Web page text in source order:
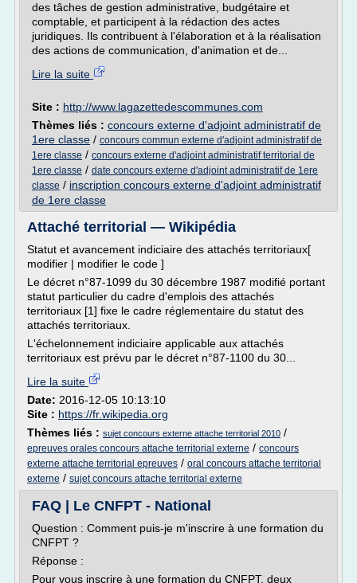
des tâches de gestion administrative, budgétaire et
comptable, et participent à la rédaction des actes
juridiques. Ils contribuent à l'élaboration et à la réalisation
des actions de communication, d'animation et de...
Lire la suite
Site : http://www.lagazettedescommunes.com
Thèmes liés : concours externe d'adjoint administratif de
1ere classe / concours commun externe d'adjoint administratif de
1ere classe / concours externe d'adjoint administratif territorial de
1ere classe / date concours externe d'adjoint administratif de 1ere
classe / inscription concours externe d'adjoint administratif
de 1ere classe
Attaché territorial — Wikipédia
Statut et avancement indiciaire des attachés territoriaux[
modifier | modifier le code ]
Le décret n°87-1099 du 30 décembre 1987 modifié portant
statut particulier du cadre d'emplois des attachés
territoriaux [1] fixe le cadre réglementaire du statut des
attachés territoriaux.
L'échelonnement indiciaire applicable aux attachés
territoriaux est prévu par le décret n°87-1100 du 30...
Lire la suite
Date: 2016-12-05 10:13:10
Site : https://fr.wikipedia.org
Thèmes liés : sujet concours externe attache territorial 2010 /
epreuves orales concours attache territorial externe / concours
externe attache territorial epreuves / oral concours attache territorial
externe / sujet concours attache territorial externe
FAQ | Le CNFPT - National
Question : Comment puis-je m'inscrire à une formation du
CNFPT ?
Réponse :
Pour vous inscrire à une formation du CNFPT, deux